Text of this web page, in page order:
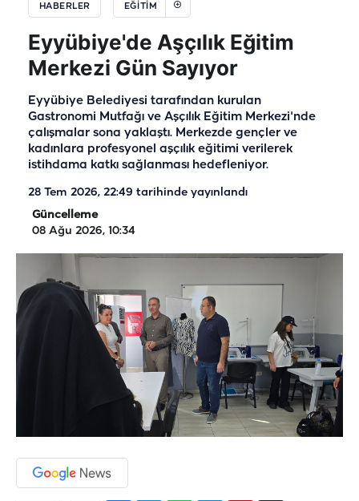
HABERLER EĞİTİM
Eyyübiye'de Aşçılık Eğitim
Merkezi Gün Sayıyor
Eyyübiye Belediyesi tarafından kurulan
Gastronomi Mutfağı ve Aşçılık Eğitim Merkezi'nde
çalışmalar sona yaklaştı. Merkezde gençler ve
kadınlara profesyonel aşçılık eğitimi verilerek
istihdama katkı sağlanması hedefleniyor.
28 Tem 2026, 22:49 tarihinde yayınlandı
Güncelleme
08 Ağu 2026, 10:34